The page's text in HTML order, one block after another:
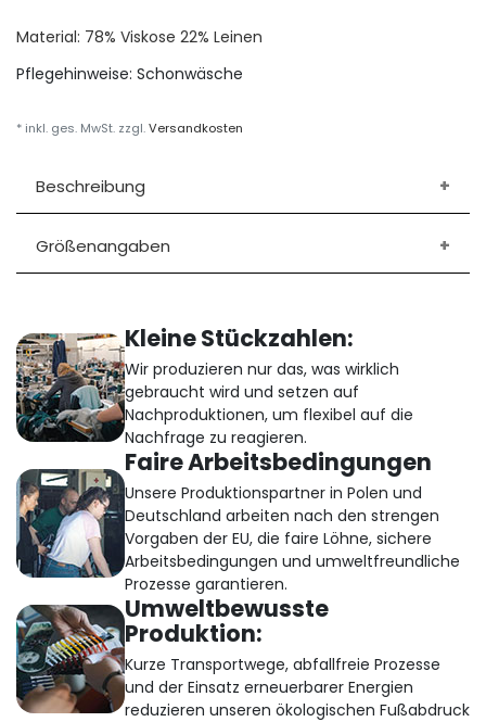
Material: 78% Viskose 22% Leinen
Pflegehinweise: Schonwäsche
* inkl. ges. MwSt. zzgl.Versandkosten
Beschreibung
Größenangaben
Kleine Stückzahlen:
Wir produzieren nur das, was wirklich
gebraucht wird und setzen auf
Nachproduktionen, um flexibel auf die
Nachfrage zu reagieren.
Faire Arbeitsbedingungen
Unsere Produktionspartner in Polen und
Deutschland arbeiten nach den strengen
Vorgaben der EU, die faire Löhne, sichere
Arbeitsbedingungen und umweltfreundliche
Prozesse garantieren.
Umweltbewusste
Produktion:
Kurze Transportwege, abfallfreie Prozesse
und der Einsatz erneuerbarer Energien
reduzieren unseren ökologischen Fußabdruck